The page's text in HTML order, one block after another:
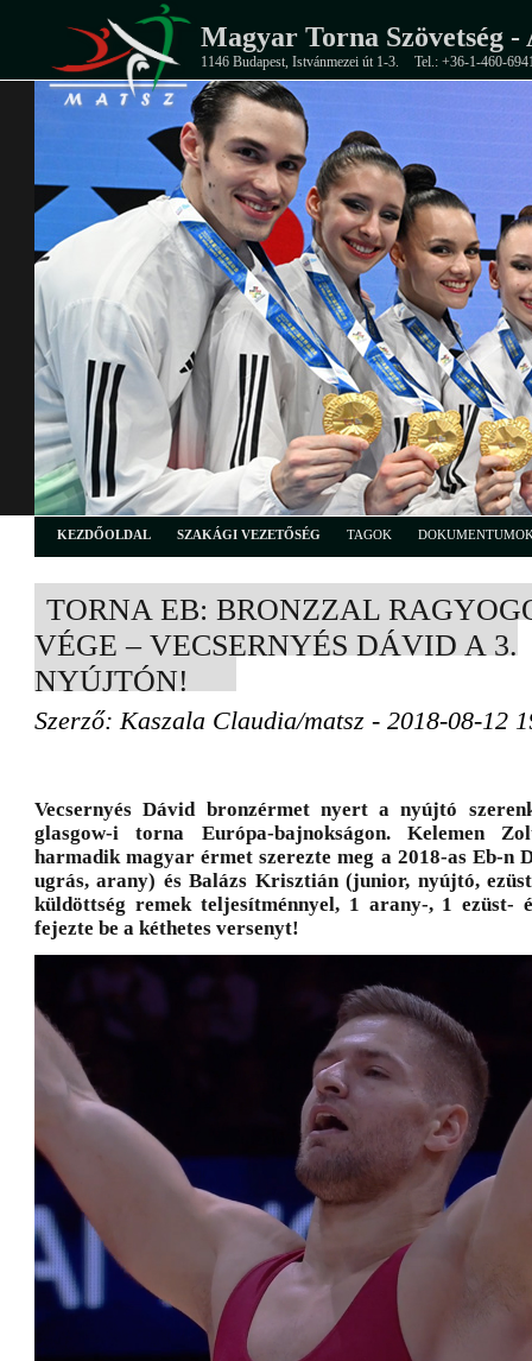
Magyar Torna Szövetség -
1146 Budapest, Istvánmezei út 1-3. Tel.: +36-1-460-
KEZDŐOLDAL SZAKÁGI VEZETŐSÉG TAGOK
TORNA EB: BRONZZAL
VÉGE – VECSERNYÉS DÁVID A 3.
NYÚJTÓN!
Szerző: Kaszala Claudia/matsz - 2018-08-12
Vecsernyés Dávid bronzérmet nyert a nyújtó
glasgow-i torna Európa-bajnokságon. Kelemen
harmadik magyar érmet szerezte meg a 2018-as Eb-n
ugrás, arany) és Balázs Krisztián (junior, nyújtó,
küldöttség remek teljesítménnyel, 1 arany-, 1 ezüst-
fejezte be a kéthetes versenyt!